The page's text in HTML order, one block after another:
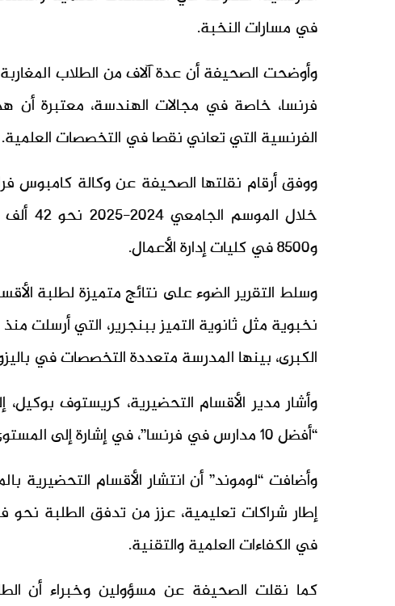
في مسارات النخبة.
وأوضحت الصحيفة أن عدة آلاف من الطلاب
فرنسا، خاصة في مجالات الهندسة، معتبرة أن
الفرنسية التي تعاني نقصا في التخصصات العلمية.
ووفق أرقام نقلتها الصحيفة عن وكالة كامبوس
و8500 في كليات إدارة الأعمال.
وسلط التقرير الضوء على نتائج متميزة لطلبة
الكبرى، بينها المدرسة متعددة التخصصات في
وأشار مدير الأقسام التحضيرية، كريستوف
“أفضل 10 مدارس في فرنسا”، في إشارة إلى المستوى الأكاديمي المرتفع للطلبة المغاربة.
وأضافت “لوموند” أن انتشار الأقسام
إطار شراكات تعليمية، عزز من تدفق الطلبة
في الكفاءات العلمية والتقنية.
كما نقلت الصحيفة عن مسؤولين وخبراء أن